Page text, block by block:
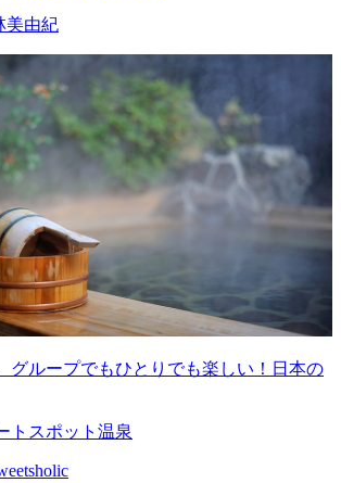
美由紀
グループでもひとりでも楽しい！日本の
トスポット 温泉